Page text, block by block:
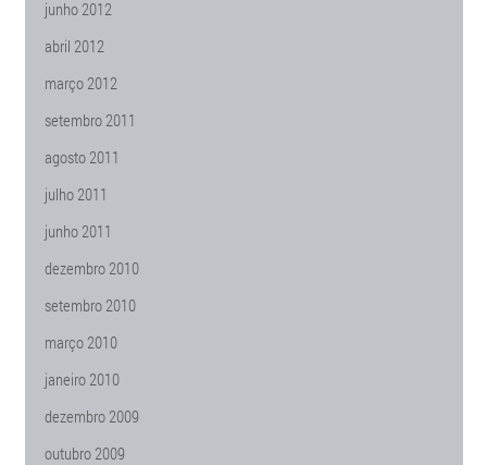
junho 2012
abril 2012
março 2012
setembro 2011
agosto 2011
julho 2011
junho 2011
dezembro 2010
setembro 2010
março 2010
janeiro 2010
dezembro 2009
outubro 2009